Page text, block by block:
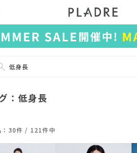
低身長
：低身長
：30件 / 121件中